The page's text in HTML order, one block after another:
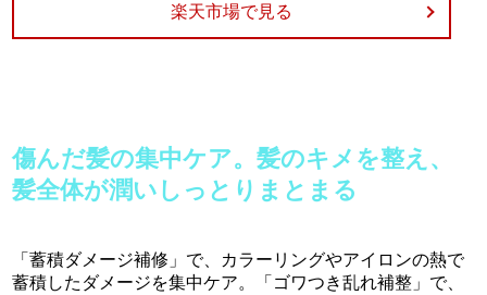
楽天市場で見る
傷んだ髪の集中ケア。髪のキメを整え、
髪全体が潤いしっとりまとまる
「蓄積ダメージ補修」で、カラーリングやアイロンの熱で
蓄積したダメージを集中ケア。「ゴワつき乱れ補整」で、